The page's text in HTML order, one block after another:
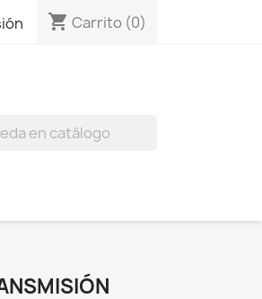
shopping_cart Carrito (0)